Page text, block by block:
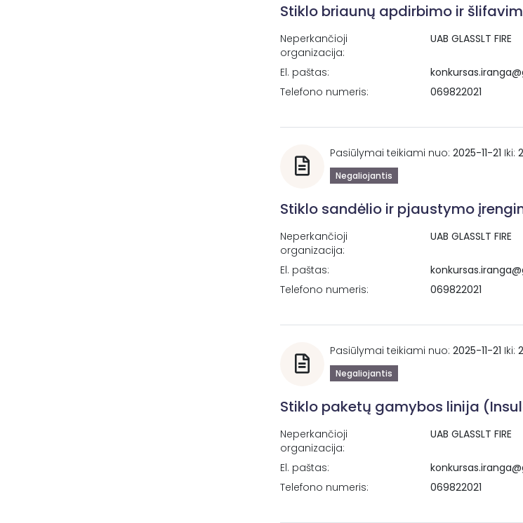
Stiklo briaunų apdirbimo ir
Neperkančioji
organizacija:
UAB GLASSLT FIRE
El. paštas:
Telefono numeris:
069822021
Pasiūlymai teikiami nuo: 2025-11-21 Iki:
Negaliojantis
Stiklo sandėlio ir pjaustymo
Neperkančioji
organizacija:
UAB GLASSLT FIRE
El. paštas:
Telefono numeris:
069822021
Pasiūlymai teikiami nuo: 2025-11-21 Iki:
Negaliojantis
Stiklo paketų gamybos linija
Neperkančioji
organizacija:
UAB GLASSLT FIRE
El. paštas:
Telefono numeris:
069822021